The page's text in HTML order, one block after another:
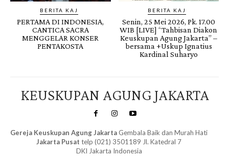
BERITA KAJ
PERTAMA DI INDONESIA,
CANTICA SACRA
MENGGELAR KONSER
PENTAKOSTA
BERITA KAJ
Senin, 25 Mei 2026, Pk. 17.00
WIB [LIVE] “Tahbisan Diakon
Keuskupan Agung Jakarta” –
bersama +Uskup Ignatius
Kardinal Suharyo
KEUSKUPAN AGUNG JAKARTA
Gereja Keuskupan Agung Jakarta Gembala Baik dan Murah Hati
Jakarta Pusat telp (021) 3501189 Jl. Katedral 7
DKI Jakarta Indonesia